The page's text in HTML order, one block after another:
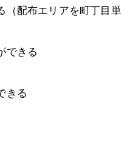
（配布エリアを町丁目単
できる
きる